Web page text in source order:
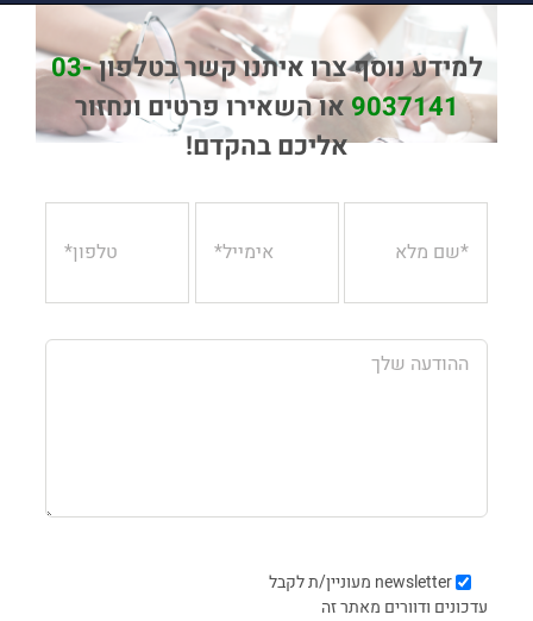
למידע נוסף צרו איתנו קשר בטלפון03-
9037141או השאירו פרטים ונחזור
אליכם בהקדם!
newsletter מעוניין/ת לקבל
עדכונים ודוורים מאתר זה